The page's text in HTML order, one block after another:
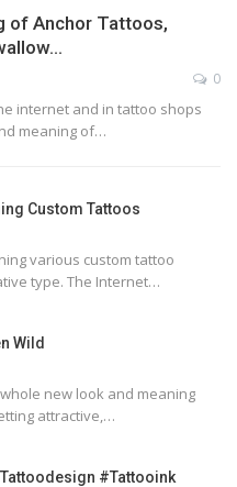
of Anchor Tattoos,
0
internet and in tattoo shops
meaning of…
Custom Tattoos
various custom tattoo
type. The Internet…
Wild
new look and meaning
attractive,…
#tattooink